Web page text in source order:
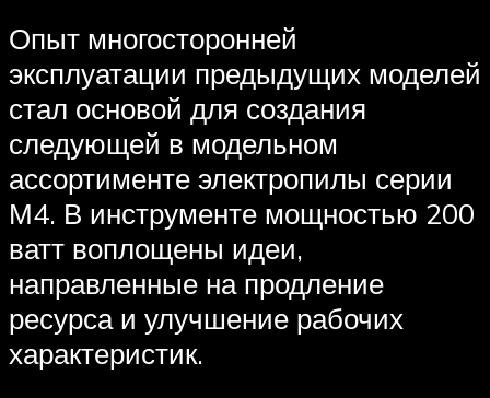
Опыт многосторонней
эксплуатации предыдущих моделей
стал основой для создания
следующей в модельном
ассортименте электропилы серии
М4. В инструменте мощностью 200
ватт воплощены идеи,
направленные на продление
ресурса и улучшение рабочих
характеристик.